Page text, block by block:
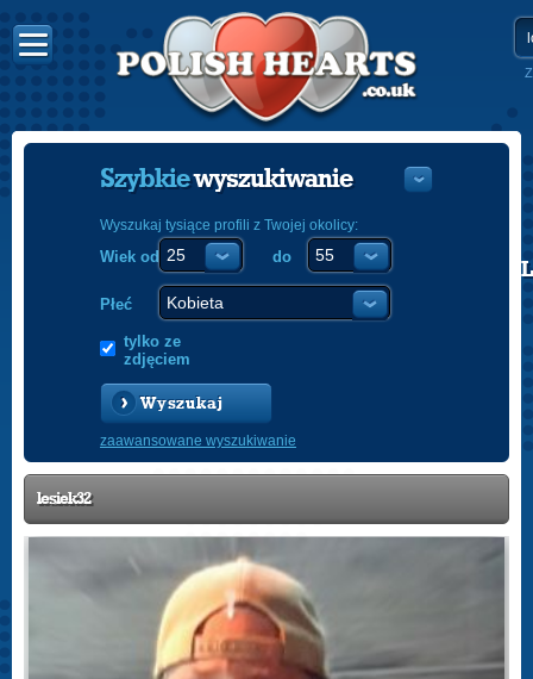
POLISH
Szybkiewyszukiwanie
Wyszukaj tysiące profili z Twojej okolicy:
Wiek od do
Płeć
tylko ze
zdjęciem
Wyszukaj
zaawansowane wyszukiwanie
lesiek32